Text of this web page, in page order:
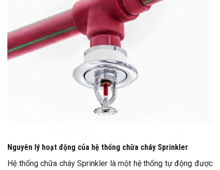
Nguyên lý hoạt động của hệ thống chữa cháy Sprinkler
Hệ thống chữa cháy Sprinkler là một hệ thống tự động được